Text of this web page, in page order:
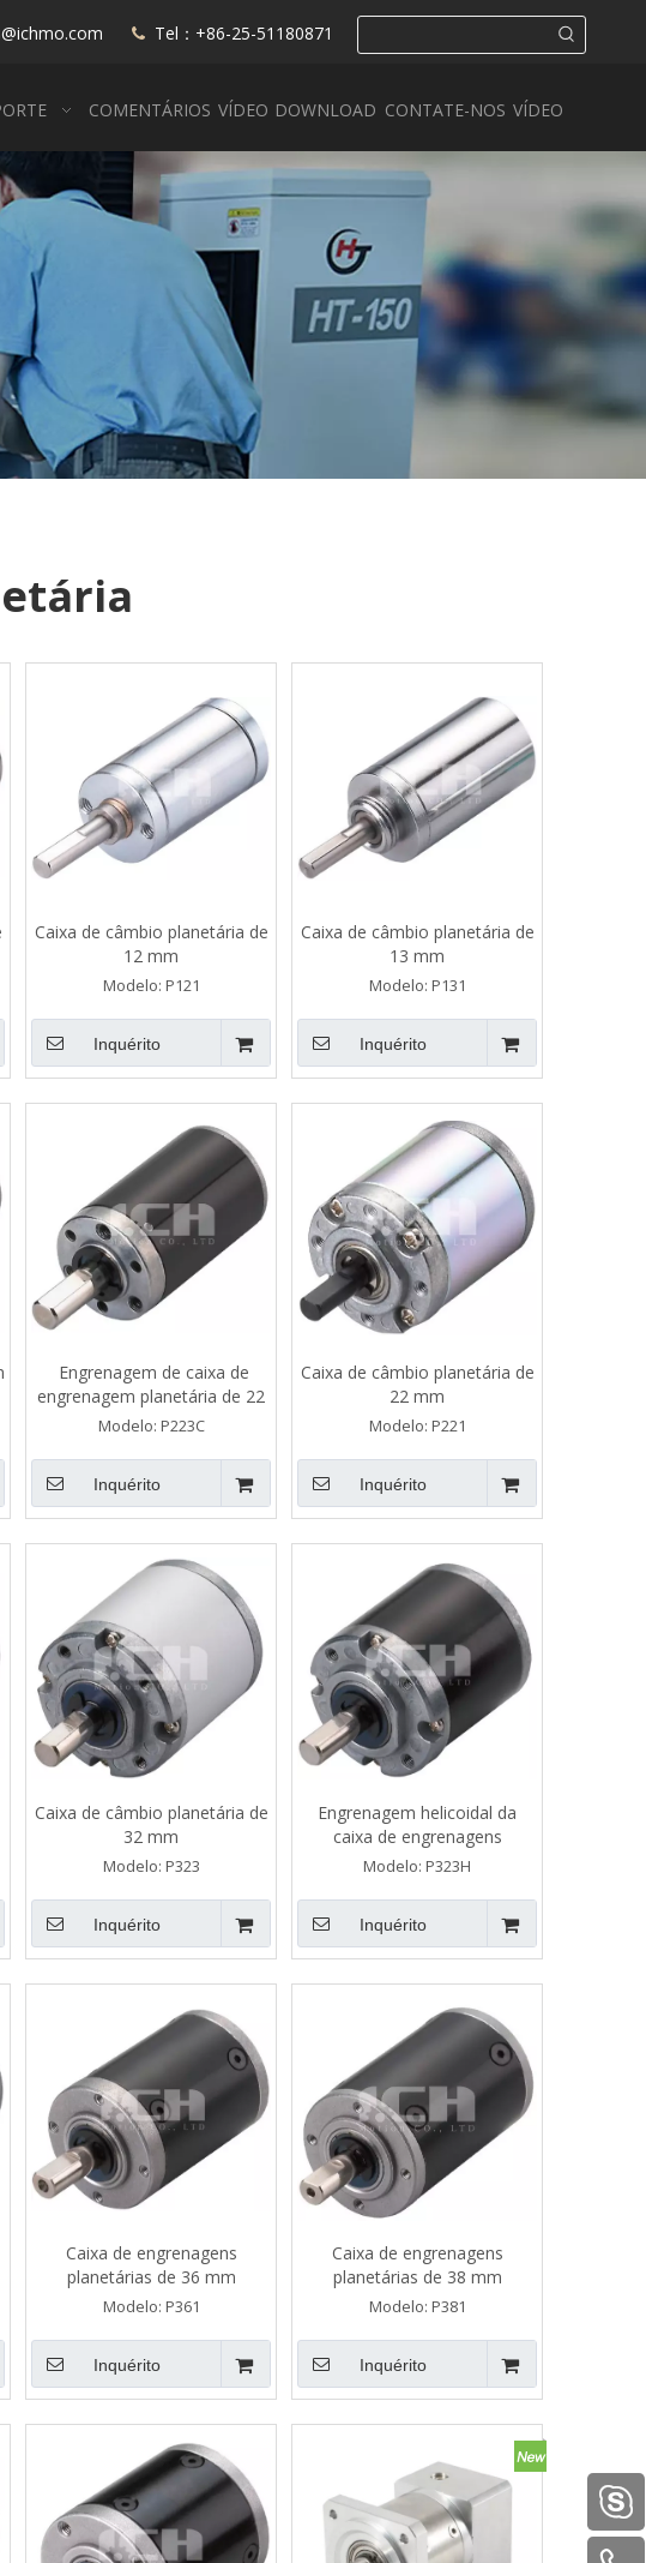
 Tel：+86-25-51180871
COMENTÁRIOS VÍDEO DOWNLOAD CONTATE-NOS VÍDEO
Caixa de câmbio planetária de
12 mm
Modelo: P121
Inquérito
Caixa de câmbio planetária de
13 mm
Modelo: P131
Inquérito
Engrenagem de caixa de
engrenagem planetária de 22
mm
Modelo: P223C
Inquérito
Caixa de câmbio planetária de
22 mm
Modelo: P221
Inquérito
Caixa de câmbio planetária de
32 mm
Modelo: P323
Inquérito
Engrenagem helicoidal da
caixa de engrenagens
planetária de 32 mm
Modelo: P323H
Inquérito
Caixa de engrenagens
planetárias de 36 mm
Modelo: P361
Inquérito
Caixa de engrenagens
planetárias de 38 mm
Modelo: P381
Inquérito